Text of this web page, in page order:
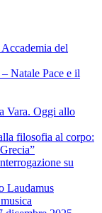
del
Natale Pace e il
Vara. Oggi allo
filosofia al corpo:
su
Laudamus